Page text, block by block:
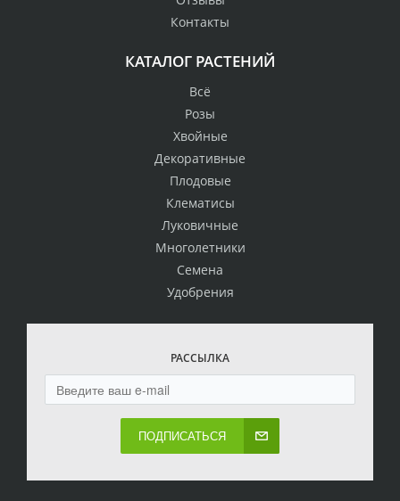
Контакты
КАТАЛОГ РАСТЕНИЙ
Всё
Розы
Хвойные
Декоративные
Плодовые
Клематисы
Луковичные
Многолетники
Семена
Удобрения
РАССЫЛКА
ПОДПИСАТЬСЯ